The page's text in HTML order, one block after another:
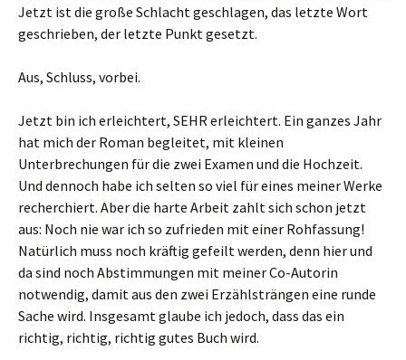
Jetzt ist die große Schlacht geschlagen, das letzte Wort
geschrieben, der letzte Punkt gesetzt.
Aus, Schluss, vorbei.
Jetzt bin ich erleichtert, SEHR erleichtert. Ein ganzes Jahr
hat mich der Roman begleitet, mit kleinen
Unterbrechungen für die zwei Examen und die Hochzeit.
Und dennoch habe ich selten so viel für eines meiner Werke
recherchiert. Aber die harte Arbeit zahlt sich schon jetzt
aus: Noch nie war ich so zufrieden mit einer Rohfassung!
Natürlich muss noch kräftig gefeilt werden, denn hier und
da sind noch Abstimmungen mit meiner Co-Autorin
notwendig, damit aus den zwei Erzählsträngen eine runde
Sache wird. Insgesamt glaube ich jedoch, dass das ein
richtig, richtig, richtig gutes Buch wird.